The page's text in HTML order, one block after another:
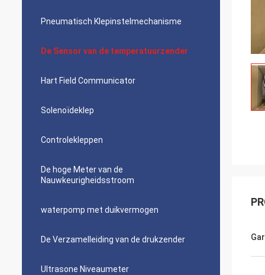
Pneumatisch Klepinstelmechanisme
De Sensor van de temperatuurzender
Hart Field Communicator
Solenoïdeklep
Controlekleppen
De hoge Meter van de
Nauwkeurigheidsstroom
waterpomp met duikvermogen
De Verzamelleiding van de drukzender
Ultrasone Niveaumeter